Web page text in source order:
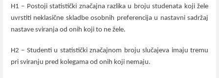
H1 – Postoji statistički značajna razlika u broju studenata koji žele
uvrstiti neklasične skladbe osobnih preferencija u nastavni sadržaj
nastave sviranja od onih koji to ne žele.
H2 – Studenti u statistički značajnom broju slučajeva imaju tremu
pri sviranju pred kolegama od onih koji nemaju.